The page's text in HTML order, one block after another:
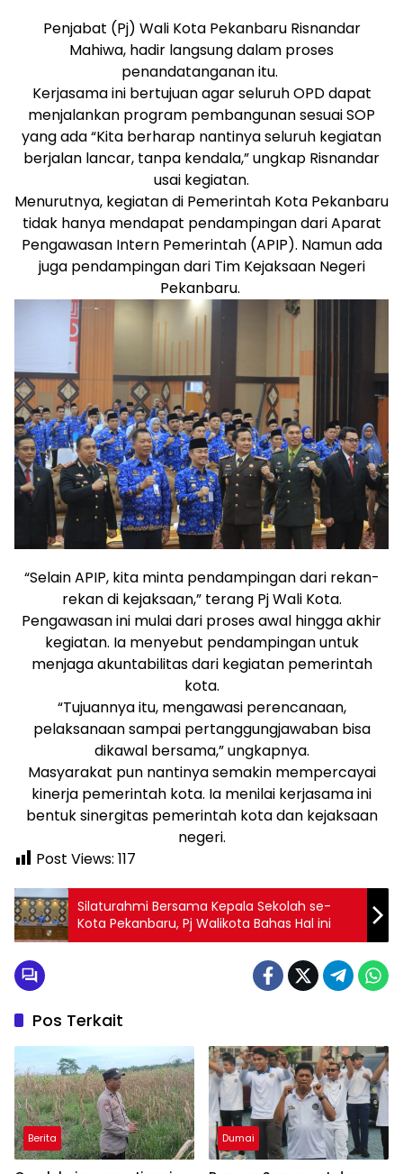
Penjabat (Pj) Wali Kota Pekanbaru Risnandar
Mahiwa, hadir langsung dalam proses
penandatanganan itu.
Kerjasama ini bertujuan agar seluruh OPD dapat
menjalankan program pembangunan sesuai SOP
yang ada “Kita berharap nantinya seluruh kegiatan
berjalan lancar, tanpa kendala,” ungkap Risnandar
usai kegiatan.
Menurutnya, kegiatan di Pemerintah Kota Pekanbaru
tidak hanya mendapat pendampingan dari Aparat
Pengawasan Intern Pemerintah (APIP). Namun ada
juga pendampingan dari Tim Kejaksaan Negeri
Pekanbaru.
“Selain APIP, kita minta pendampingan dari rekan-
rekan di kejaksaan,” terang Pj Wali Kota.
Pengawasan ini mulai dari proses awal hingga akhir
kegiatan. Ia menyebut pendampingan untuk
menjaga akuntabilitas dari kegiatan pemerintah
kota.
“Tujuannya itu, mengawasi perencanaan,
pelaksanaan sampai pertanggungjawaban bisa
dikawal bersama,” ungkapnya.
Masyarakat pun nantinya semakin mempercayai
kinerja pemerintah kota. Ia menilai kerjasama ini
bentuk sinergitas pemerintah kota dan kejaksaan
negeri.
Post Views: 117
Silaturahmi Bersama Kepala Sekolah se-
Kota Pekanbaru, Pj Walikota Bahas Hal ini
Pos Terkait
Berita Dumai